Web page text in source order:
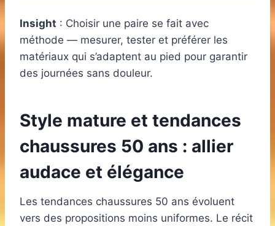
Insight : Choisir une paire se fait avec
méthode — mesurer, tester et préférer les
matériaux qui s’adaptent au pied pour garantir
des journées sans douleur.
Style mature et tendances
chaussures 50 ans : allier
audace et élégance
Les tendances chaussures 50 ans évoluent
vers des propositions moins uniformes. Le récit